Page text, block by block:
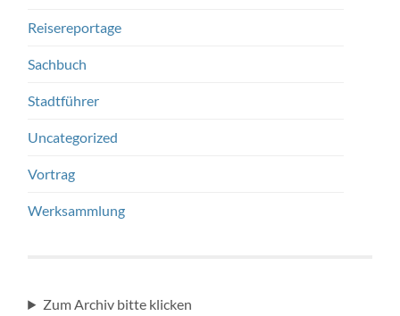
Reisereportage
Sachbuch
Stadtführer
Uncategorized
Vortrag
Werksammlung
Zum Archiv bitte klicken